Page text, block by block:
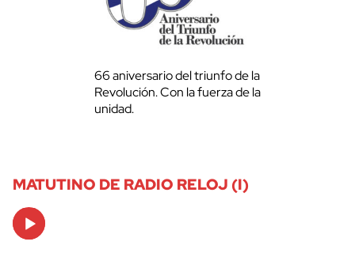
66 aniversario del triunfo de la
Revolución. Con la fuerza de la
unidad.
MATUTINO DE RADIO RELOJ (I)
Audio
Player